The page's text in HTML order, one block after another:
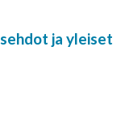
ja yleiset